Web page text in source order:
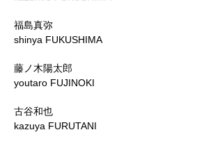
福島真弥
shinya FUKUSHIMA
藤ノ木陽太郎
youtaro FUJINOKI
古谷和也
kazuya FURUTANI